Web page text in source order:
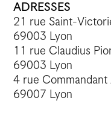
ADRESSES
21 rue Saint-
69003 Lyon
11 rue Claudius
69003 Lyon
4 rue Commandant
69007 Lyon